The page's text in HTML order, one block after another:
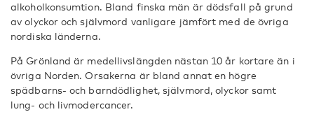
alkoholkonsumtion. Bland finska män är dödsfall på grund
av olyckor och självmord vanligare jämfört med de övriga
nordiska länderna.
På Grönland är medellivslängden nästan 10 år kortare än i
övriga Norden. Orsakerna är bland annat en högre
spädbarns- och barndödlighet, självmord, olyckor samt
lung- och livmodercancer.